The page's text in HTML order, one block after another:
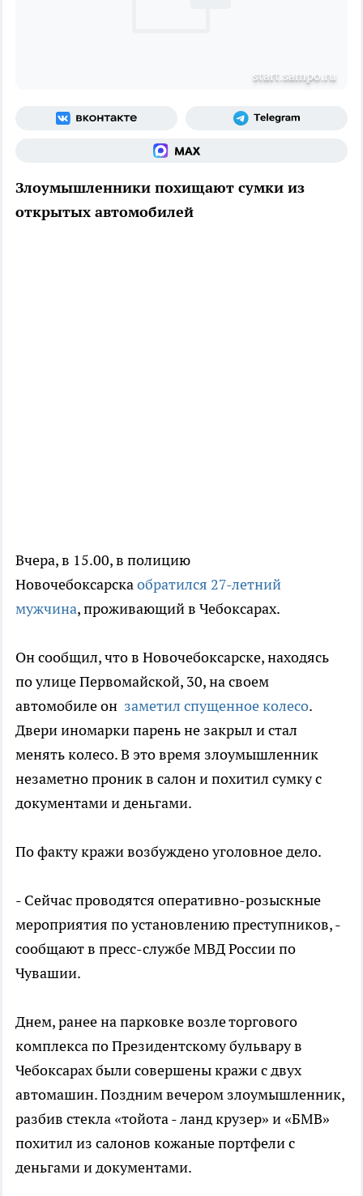
start.sampo.ru
Злоумышленники похищают сумки из
открытых автомобилей
Вчера, в 15.00, в полицию
Новочебоксарскаобратился 27-летний
мужчина, проживающий в Чебоксарах.
Он сообщил, что в Новочебоксарске, находясь
по улице Первомайской, 30, на своем
автомобиле он заметил спущенное колесо.
Двери иномарки парень не закрыл и стал
менять колесо. В это время злоумышленник
незаметно проник в салон и похитил сумку с
документами и деньгами.
По факту кражи возбуждено уголовное дело.
- Сейчас проводятся оперативно-розыскные
мероприятия по установлению преступников, -
сообщают в пресс-службе МВД России по
Чувашии.
Днем, ранее на парковке возле торгового
комплекса по Президентскому бульвару в
Чебоксарах были совершены кражи с двух
автомашин. Поздним вечером злоумышленник,
разбив стекла «тойота - ланд крузер» и «БМВ»
похитил из салонов кожаные портфели с
деньгами и документами.